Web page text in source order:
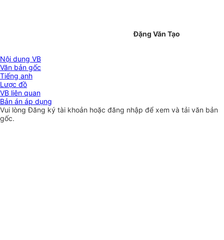
Đặng Văn Tạo
Nội dung VB
Văn bản gốc
Tiếng anh
Lược đồ
VB liên quan
Bản án áp dụng
Vui lòngĐăng ký tài khoản hoặc đăng nhập để xem và tải văn bản
gốc.